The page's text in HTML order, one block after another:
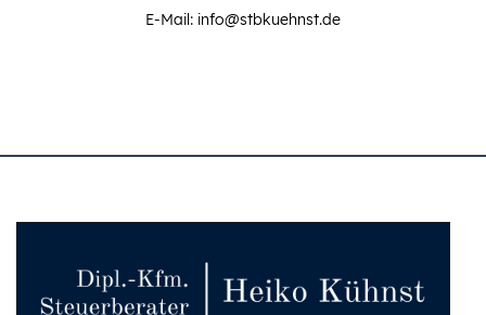
E-Mail: info@stbkuehnst.de